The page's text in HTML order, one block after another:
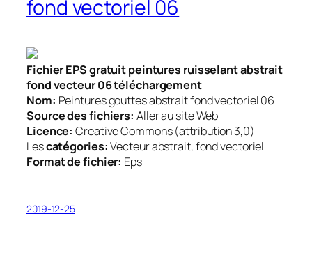
fond vectoriel 06
Fichier EPS gratuit peintures ruisselant abstrait
fond vecteur 06 téléchargement
Nom: Peintures gouttes abstrait fond vectoriel 06
Source des fichiers: Aller au site Web
Licence: Creative Commons (attribution 3,0)
Lescatégories:Vecteur abstrait, fond vectoriel
Format de fichier: Eps
2019-12-25